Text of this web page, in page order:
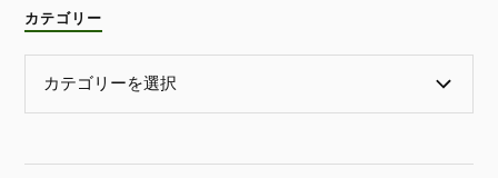
カテゴリー